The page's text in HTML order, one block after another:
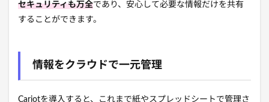
セキュリティも万全であり、安心して必要な情報だけを共有
することができます。
情報をクラウドで一元管理
Cariotを導入すると、これまで紙やスプレッドシートで管理さ